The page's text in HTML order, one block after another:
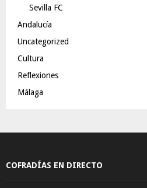
Sevilla FC
Andalucía
Uncategorized
Cultura
Reflexiones
Málaga
COFRADÍAS EN DIRECTO